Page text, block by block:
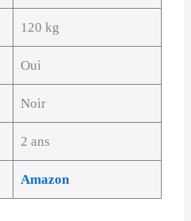
120 kg
Oui
Noir
2 ans
Amazon